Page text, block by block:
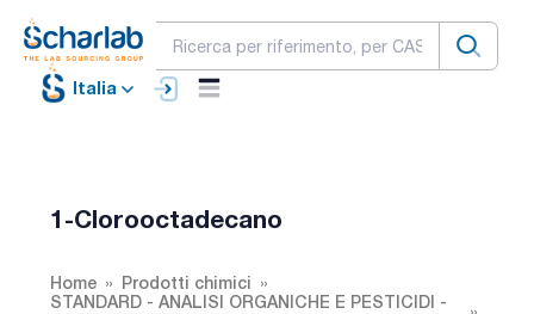
Italia
1-Clorooctadecano
Home
Prodotti chimici
STANDARD - ANALISI ORGANICHE E PESTICIDI -